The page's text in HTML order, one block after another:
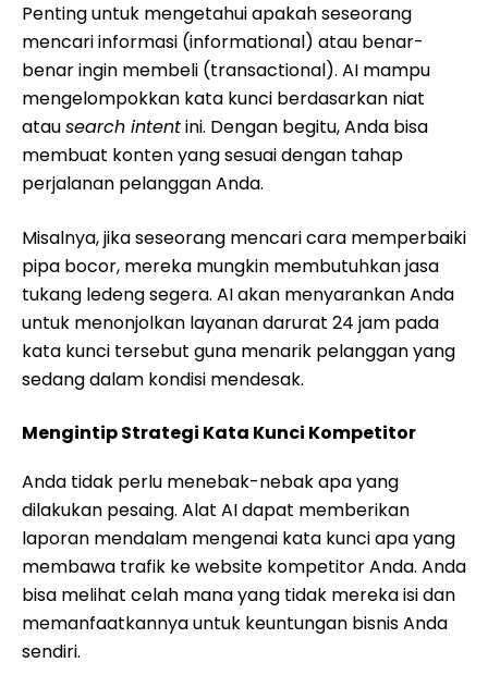
Penting untuk mengetahui apakah seseorang
mencari informasi (informational) atau benar-
benar ingin membeli (transactional). AI mampu
mengelompokkan kata kunci berdasarkan niat
atausearch intentini. Dengan begitu, Anda bisa
membuat konten yang sesuai dengan tahap
perjalanan pelanggan Anda.
Misalnya, jika seseorang mencari cara memperbaiki
pipa bocor, mereka mungkin membutuhkan jasa
tukang ledeng segera. AI akan menyarankan Anda
untuk menonjolkan layanan darurat 24 jam pada
kata kunci tersebut guna menarik pelanggan yang
sedang dalam kondisi mendesak.
Mengintip Strategi Kata Kunci Kompetitor
Anda tidak perlu menebak-nebak apa yang
dilakukan pesaing. Alat AI dapat memberikan
laporan mendalam mengenai kata kunci apa yang
membawa trafik ke website kompetitor Anda. Anda
bisa melihat celah mana yang tidak mereka isi dan
memanfaatkannya untuk keuntungan bisnis Anda
sendiri.